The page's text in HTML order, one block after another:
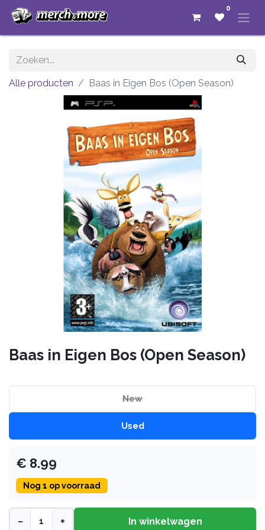
0
Alle producten Baas in Eigen Bos (Open Season)
Baas in Eigen Bos (Open Season)
New
Used
€ 8.99
Nog 1 op voorraad
− + In winkelwagen